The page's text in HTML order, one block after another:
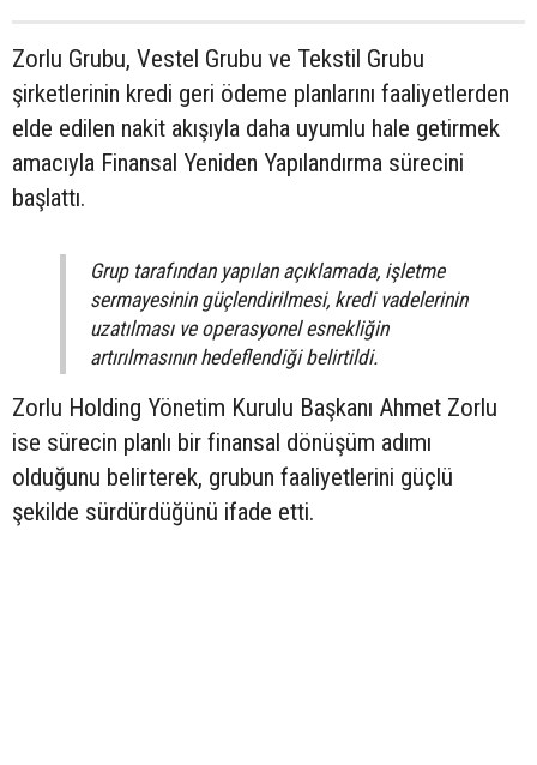
Zorlu Grubu, Vestel Grubu ve Tekstil Grubu
şirketlerinin kredi geri ödeme planlarını faaliyetlerden
elde edilen nakit akışıyla daha uyumlu hale getirmek
amacıyla Finansal Yeniden Yapılandırma sürecini
başlattı.
Grup tarafından yapılan açıklamada, işletme
sermayesinin güçlendirilmesi, kredi vadelerinin
uzatılması ve operasyonel esnekliğin
artırılmasının hedeflendiği belirtildi.
Zorlu Holding Yönetim Kurulu Başkanı Ahmet Zorlu
ise sürecin planlı bir finansal dönüşüm adımı
olduğunu belirterek, grubun faaliyetlerini güçlü
şekilde sürdürdüğünü ifade etti.